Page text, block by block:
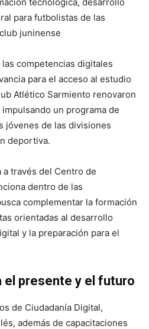
para futbolistas de las
juninense
competencias digitales
para el acceso al estudio
Atlético Sarmiento renovaron
un programa de
jóvenes de las divisiones
deportiva.
través del Centro de
dentro de las
complementar la formación
orientadas al desarrollo
y la preparación para el
el presente y el futuro
de Ciudadanía Digital,
además de capacitaciones